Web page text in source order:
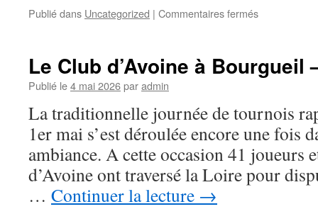
Publié dans Uncategorized | Commentaires ferméssur
l’Open
de
1700
élo
du
d’échecs
Le Club d’Avoine à Bourgueil
Publié le4 mai 2026paradmin
La traditionnelle journée de tournois
1er mai s’est déroulée encore une fois
ambiance. A cette occasion 41 joueurs
d’Avoine ont traversé la Loire pour
… Continuer la lecture →